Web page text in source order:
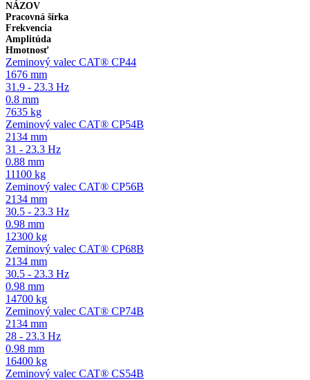
NÁZOV
Pracovná šírka
Frekvencia
Amplitúda
Hmotnosť
Zeminový valec CAT® CP44
1676 mm
31.9 - 23.3 Hz
0.8 mm
7635 kg
Zeminový valec CAT® CP54B
2134 mm
31 - 23.3 Hz
0.88 mm
11100 kg
Zeminový valec CAT® CP56B
2134 mm
30.5 - 23.3 Hz
0.98 mm
12300 kg
Zeminový valec CAT® CP68B
2134 mm
30.5 - 23.3 Hz
0.98 mm
14700 kg
Zeminový valec CAT® CP74B
2134 mm
28 - 23.3 Hz
0.98 mm
16400 kg
Zeminový valec CAT® CS54B